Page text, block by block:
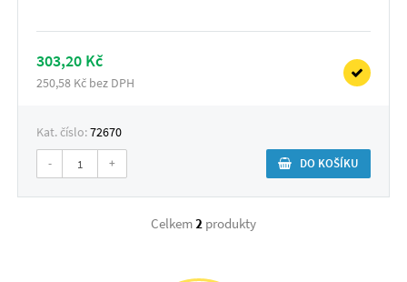
303,20 Kč
250,58 Kč bez DPH
Kat. číslo:72670
- + DO KOŠÍKU
Celkem2 produkty